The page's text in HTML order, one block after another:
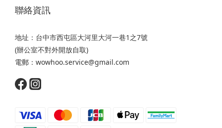
聯絡資訊
地址：台中市西屯區大河里大河一巷1之7號
(辦公室不對外開放自取)
電郵：wowhoo.service@gmail.com